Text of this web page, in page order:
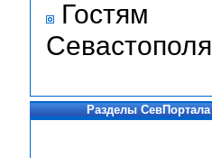
Гостям
Севастополя
Разделы СевПортала